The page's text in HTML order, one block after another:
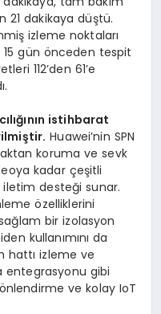
21 dakikaya düştü.
izleme noktaları
15 gün önceden tespit
112’den 61’e
istihbarat
Huawei’nin SPN
koruma ve sevk
kadar çeşitli
desteği sunar.
özelliklerini
bir izolasyon
kullanımını da
hattı izleme ve
gibi
ve kolay IoT